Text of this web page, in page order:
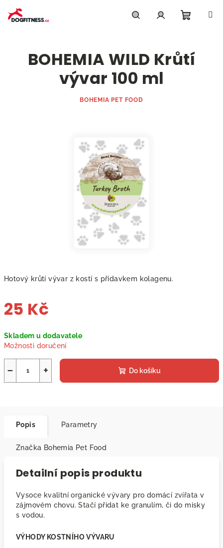
obsah
košík
Hotový krůtí vývar z kostí s přídavkem kolagenu.
25 Kč
cena:
Skladem u dodavatele
Možnosti doručení
+
− Do košíku
BOHEMIA WILD Krůtí
vývar 100 ml
BOHEMIA PET FOOD
Popis Parametry
Značka Bohemia Pet Food
Detailní popis produktu
Vysoce kvalitní organické vývary pro domácí zvířata v
zájmovém chovu. Stačí přidat ke granulím, či do misky
s vodou.
VÝHODY KOSTNÍHO VÝVARU